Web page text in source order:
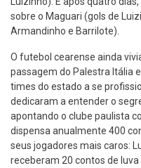
sobre o Maguari (gols de
Armandinho e Barrilote).
O futebol cearense ainda
passagem do Palestra Itália
times do estado a se
dedicaram a entender o
apontando o clube paulista
dispensa anualmente 400
seus jogadores mais caros:
receberam 20 contos de